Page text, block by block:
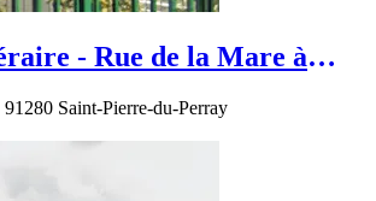
- Rue de la Mare à
Saint-Pierre-du-Perray